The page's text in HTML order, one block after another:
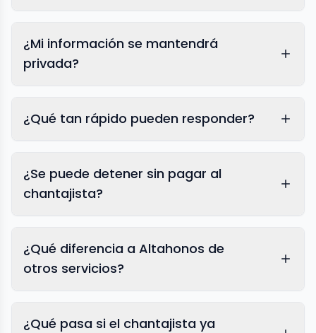
¿Mi información se mantendrá
privada?
¿Qué tan rápido pueden responder?
¿Se puede detener sin pagar al
chantajista?
¿Qué diferencia a Altahonos de
otros servicios?
¿Qué pasa si el chantajista ya